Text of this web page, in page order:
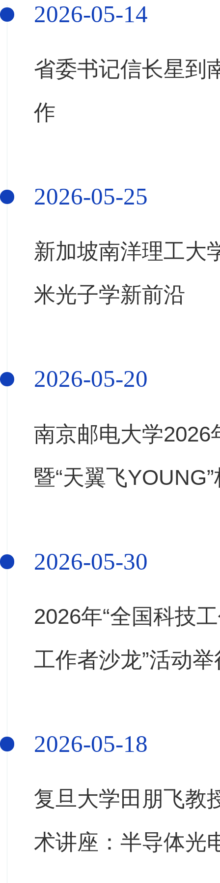
省委书记信长星到
作
2026-05-14
新加坡南洋理工大
米光子学新前沿
2026-05-25
南京邮电大学2026
暨“天翼飞
2026-05-20
2026年“全国科技
工作者沙龙”活动举
2026-05-30
复旦大学田朋飞教
术讲座：半导体光
2026-05-18